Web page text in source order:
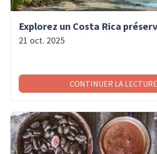
21 oct. 2025
CONTINUER LA LECTURE